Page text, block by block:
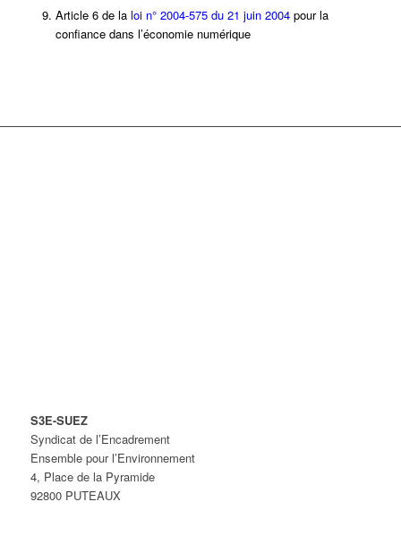
Article 6 de la loi n° 2004-575 du 21 juin 2004pour la
confiance dans l’économie numérique
S3E-SUEZ
Syndicat de l’Encadrement
Ensemble pour l’Environnement
4, Place de la Pyramide
92800 PUTEAUX